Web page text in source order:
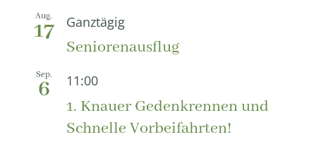
Aug.
17 Ganztägig
Seniorenausflug
Sep.
6 11:00
1. Knauer Gedenkrennen und
Schnelle Vorbeifahrten!